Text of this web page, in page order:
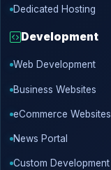
Dedicated Hosting
Development
Web Development
Business Websites
eCommerce Websites
News Portal
Custom Development